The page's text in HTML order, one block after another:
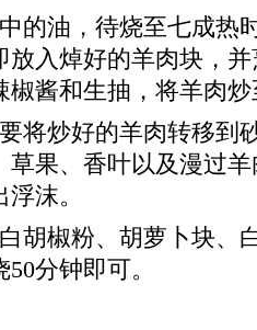
油，待烧至七成热
放入焯好的羊肉块，
椒酱和生抽，将羊肉
炒好的羊肉转移到
草果、香叶以及漫过
沫。
椒粉、胡萝卜块、
分钟即可。